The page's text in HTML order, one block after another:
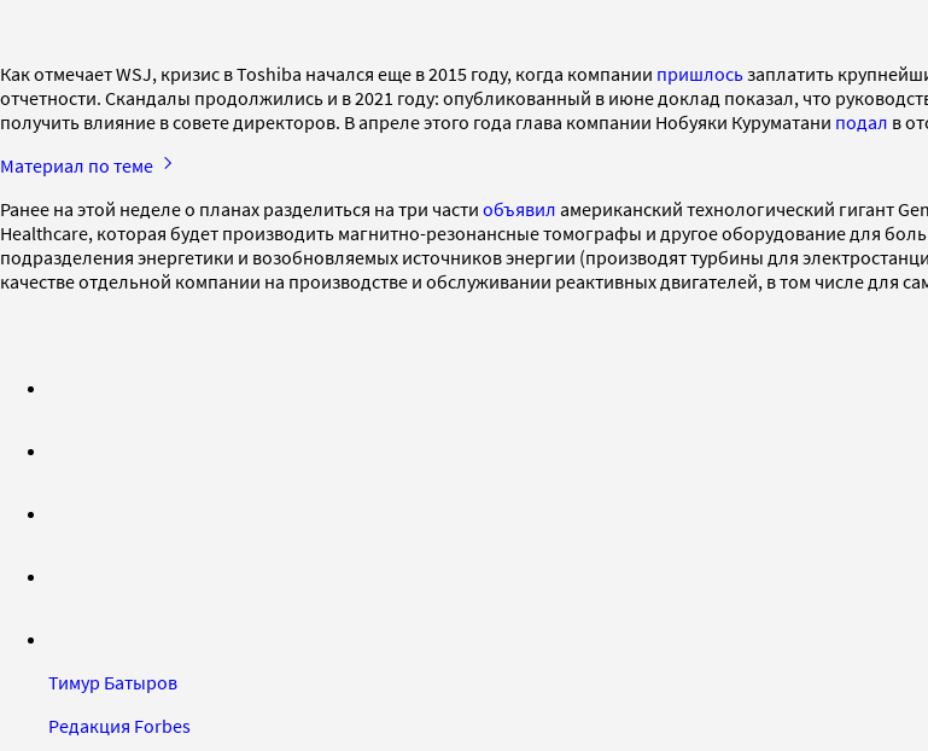
Как отмечает WSJ, кризис в Toshiba начался еще в 2015 году, когда компании пришлосьзаплатить
отчетности. Скандалы продолжились и в 2021 году: опубликованный в июне доклад показал, что
получить влияние в совете директоров. В апреле этого года глава компании Нобуяки Куруматани подал в
Материал по теме
Ранее на этой неделе о планах разделиться на три части объявил американский технологический гигант
Healthcare, которая будет производить магнитно-резонансные томографы и другое оборудование для
подразделения энергетики и возобновляемых источников энергии (производят турбины для
качестве отдельной компании на производстве и обслуживании реактивных двигателей, в том числе для
Тимур Батыров
Редакция Forbes